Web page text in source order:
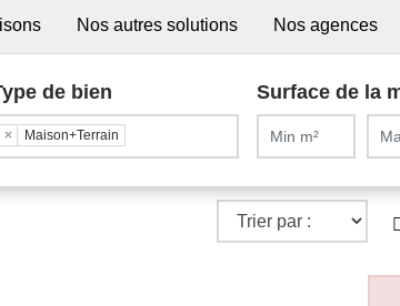
Nos autres solutions Nos agences
de bien
× Maison+Terrain
Surface de la